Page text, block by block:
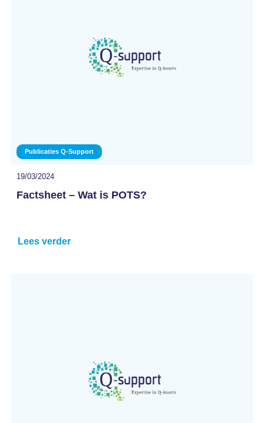
Publicaties Q-Support
19/03/2024
Factsheet – Wat is POTS?
Lees verder